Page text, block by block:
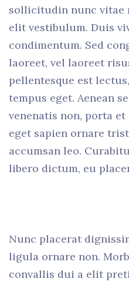
sollicitudin nunc vitae
elit vestibulum. Duis
condimentum. Sed
laoreet, vel laoreet
pellentesque est
tempus eget. Aenean
venenatis non, porta
eget sapien ornare
accumsan leo.
libero dictum, eu
Nunc placerat
ligula ornare non.
convallis dui a elit